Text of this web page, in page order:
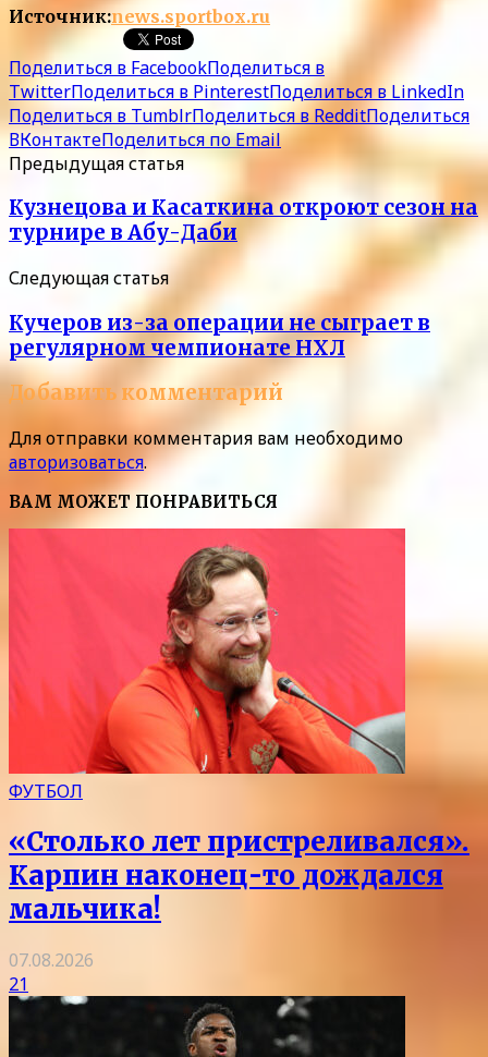
Источник:news.sportbox.ru
Поделиться в FacebookПоделиться в
TwitterПоделиться в PinterestПоделиться в LinkedIn
Поделиться в TumblrПоделиться в RedditПоделиться
ВКонтактеПоделиться по Email
Предыдущая статья
Кузнецова и Касаткина откроют сезон на
турнире в Абу-Даби
Следующая статья
Кучеров из-за операции не сыграет в
регулярном чемпионате НХЛ
Добавить комментарий
Для отправки комментария вам необходимо
авторизоваться.
ВАМ МОЖЕТ ПОНРАВИТЬСЯ
ФУТБОЛ
«Столько лет пристреливался».
Карпин наконец-то дождался
мальчика!
07.08.2026
21